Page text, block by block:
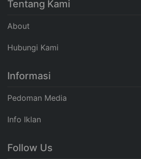
Tentang Kami
About
Hubungi Kami
Informasi
Pedoman Media
Info Iklan
Follow Us